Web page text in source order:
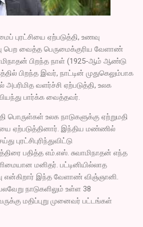
புரட்சியை ஏற்படுத்தி, உணவு
பெற வைத்த பெருமைக்குரிய வேளாண்
பிறந்த நாள் (1925-ஆம் ஆண்டு
பிறந்த இவர், நாட்டின் முதுகெலும்பாக
வளர்ச்சி ஏற்படுத்தி, உலக
பார்க்க வைத்தவர்.
பொருள்கள் உலக நாடுகளுக்கு ஏற்றுமதி
ஏற்படுத்தினார். இந்திய மண்ணில்
புரட்சிபுரிந்துவிட்டு
பதித்த எம்.எஸ். சுவாமிநாதன் எந்த
மனிதர். பட்டினியில்லாத
என்கிறார் இந்த வேளாண் விஞ்ஞானி.
நாடுகளிலும் உள்ள 38
மதிப்புறு முனைவர் பட்டங்கள்